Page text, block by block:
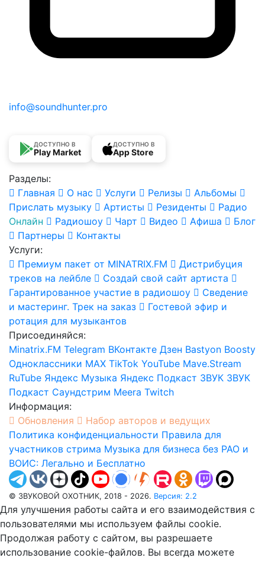
info@soundhunter.pro
ДОСТУПНО В
Play Market
ДОСТУПНО В
App Store
Разделы:
Главная
О нас Услуги Релизы
Альбомы
Прислать музыку
Артисты Резиденты
Радио
Онлайн
Радиошоу Чарт Видео Афиша
Блог
Партнеры
Контакты
Услуги:
Премиум пакет от MINATRIX.FM
Дистрибуция
треков на лейбле
Создай свой сайт артиста
Гарантированное участие в радиошоу
Сведение
и мастеринг. Трек на заказ
Гостевой эфир и
ротация для музыкантов
Присоединяйся:
Minatrix.FM Telegram ВКонтакте Дзен Bastyon Boosty
Одноклассники MAX TikTok YouTube Mave.Stream
RuTube Яндекс Музыка Яндекс Подкаст ЗВУК ЗВУК
Подкаст Саундстрим Meera Twitch
Информация:
Обновления
Набор авторов и ведущих
Политика конфиденциальности Правила для
участников стрима Музыка для бизнеса без РАО и
ВОИС: Легально и Бесплатно
© ЗВУКОВОЙ ОХОТНИК, 2018 - 2026. Версия: 2.2
Для улучшения работы сайта и его взаимодействия с
пользователями мы используем файлы cookie.
Продолжая работу с сайтом, вы разрешаете
использование cookie-файлов. Вы всегда можете